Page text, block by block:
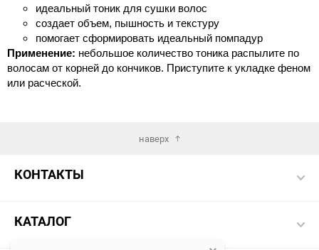
идеальный тоник для сушки волос
создает объем, пышность и текстуру
помогает сформировать идеальный помпадур
Применение: небольшое количество тоника распылите по
волосам от корней до кончиков. Приступите к укладке феном
или расческой.
наверх
КОНТАКТЫ
КАТАЛОГ